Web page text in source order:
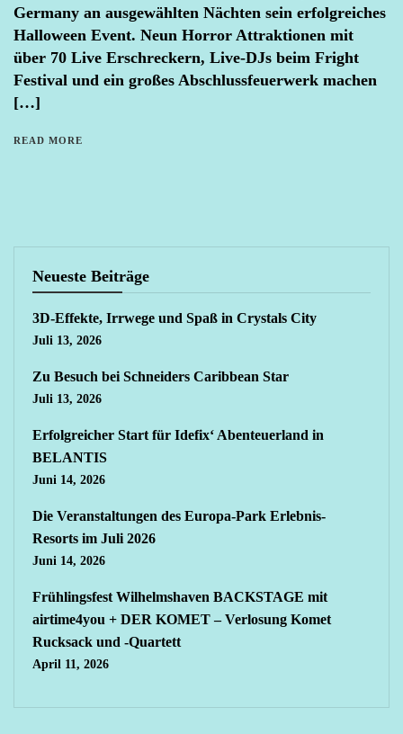
Germany an ausgewählten Nächten sein erfolgreiches
Halloween Event. Neun Horror Attraktionen mit
über 70 Live Erschreckern, Live-DJs beim Fright
Festival und ein großes Abschlussfeuerwerk machen
[…]
READ MORE
Neueste Beiträge
3D-Effekte, Irrwege und Spaß in Crystals City
Juli 13, 2026
Zu Besuch bei Schneiders Caribbean Star
Juli 13, 2026
Erfolgreicher Start für Idefix‘ Abenteuerland in
BELANTIS
Juni 14, 2026
Die Veranstaltungen des Europa-Park Erlebnis-
Resorts im Juli 2026
Juni 14, 2026
Frühlingsfest Wilhelmshaven BACKSTAGE mit
airtime4you + DER KOMET – Verlosung Komet
Rucksack und -Quartett
April 11, 2026